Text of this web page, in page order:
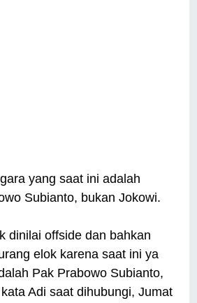
yang saat ini adalah
Subianto, bukan Jokowi.
dinilai offside dan bahkan
elok karena saat ini ya
Pak Prabowo Subianto,
Adi saat dihubungi, Jumat